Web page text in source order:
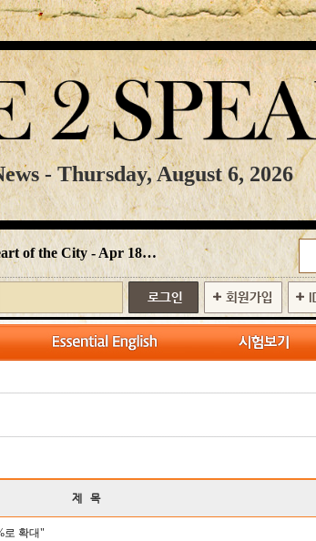
- Thursday, August 6, 2026
of the City - Apr 18…
제 목
로 확대"